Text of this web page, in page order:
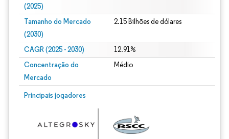
(2025)
Tamanho do Mercado
(2030)
2.15 Bilhões de dólares
CAGR (2025 - 2030) 12.91%
Concentração do
Mercado
Médio
Principais jogadores